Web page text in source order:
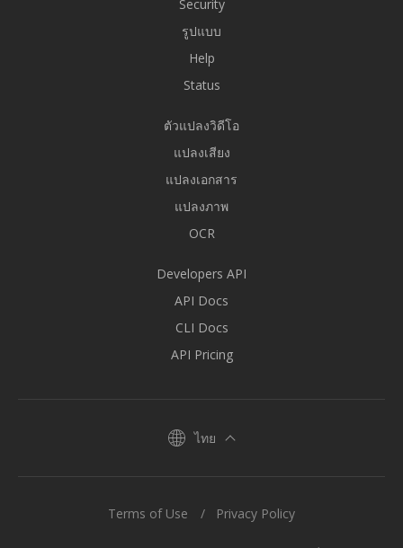
Security
รูปแบบ
Help
Status
ตัวแปลงวิดีโอ
แปลงเสียง
แปลงเอกสาร
แปลงภาพ
OCR
Developers API
API Docs
CLI Docs
API Pricing
ไทย
Terms of Use Privacy Policy